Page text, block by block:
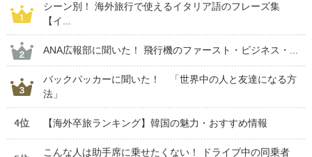
シーン別！ 海外旅行で使えるイタリア語のフレーズ集
【イ...
ANA広報部に聞いた！ 飛行機のファースト・ビジネス・...
バックパッカーに聞いた！ 「世界中の人と友達になる方
法」
4位 【海外卒旅ランキング】韓国の魅力・おすすめ情報
こんな人は助手席に乗せたくない！ ドライブ中の同乗者